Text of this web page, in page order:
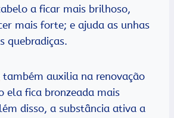
a ficar mais brilhoso,
mais forte; e ajuda as unhas
quebradiças.
também auxilia na renovação
ela fica bronzeada mais
disso, a substância ativa a